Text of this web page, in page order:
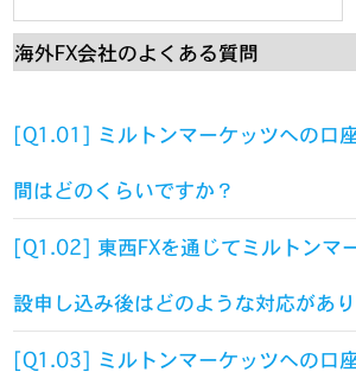
[Q1.01] ミルトンマーケッツへの口
間はどのくらいですか？
[Q1.02] 東西FXを通じてミルトンマ
設申し込み後はどのような対応があ
[Q1.03] ミルトンマーケッツへの口